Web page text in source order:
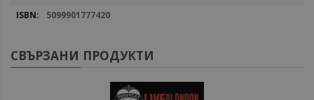
5099901777420
СВЪРЗАНИ ПРОДУКТИ